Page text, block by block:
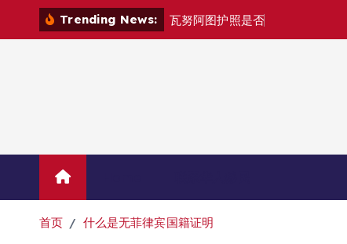
Trending News: 瓦努阿图护照是否
首页 什么是无菲律宾国籍证明